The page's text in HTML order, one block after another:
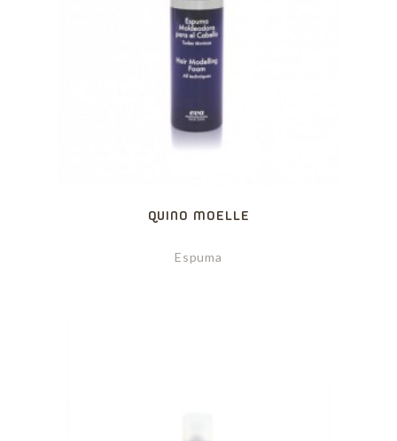
QUINO MOELLE
Espuma